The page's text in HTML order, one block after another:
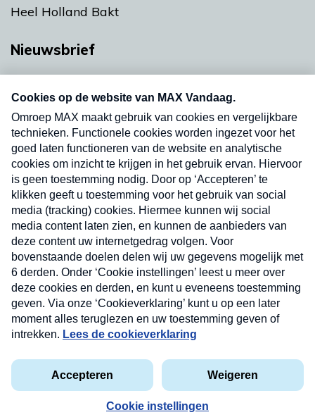
Heel Holland Bakt
Nieuwsbrief
nieuwsbrief. Elke vrijdag- en dinsdagochtend in
uw mailbox.
Verzend
Privacyverklaring
Cookieverklaring
Kwetsbaarheid melden
Copyright © 2026 MAX Vandaag - Omroep MAX
Nieuwsbrief
Neem hier een gratis abonnement op onze
nieuwsbrief. Elke vrijdag- en dinsdagochtend in uw